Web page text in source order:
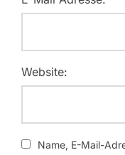
Website:
Name, E-Mail-